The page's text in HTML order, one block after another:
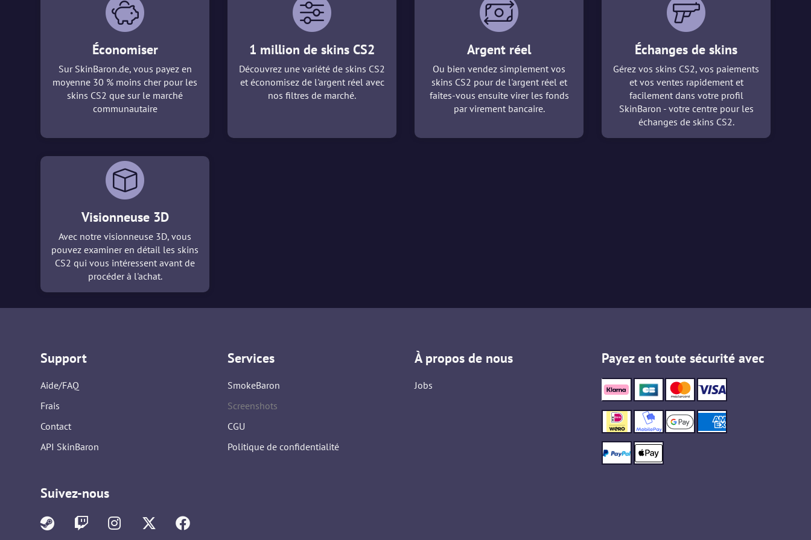
Économiser
Sur SkinBaron.de, vous payez en
moyenne 30 % moins cher pour les
skins CS2 que sur le marché
communautaire
1 million de skins CS2
Découvrez une variété de skins CS2
et économisez de l'argent réel avec
nos filtres de marché.
Argent réel
Ou bien vendez simplement vos
skins CS2 pour de l'argent réel et
faites-vous ensuite virer les fonds
par virement bancaire.
Échanges de skins
Gérez vos skins CS2, vos paiements
et vos ventes rapidement et
facilement dans votre profil
SkinBaron - votre centre pour les
échanges de skins CS2.
Visionneuse 3D
Avec notre visionneuse 3D, vous
pouvez examiner en détail les skins
CS2 qui vous intéressent avant de
procéder à l'achat.
Support
Aide/FAQ
Frais
Contact
API SkinBaron
Services
SmokeBaron
Screenshots
CGU
Politique de confidentialité
À propos de nous
Jobs
Payez en toute sécurité avec
Suivez-nous